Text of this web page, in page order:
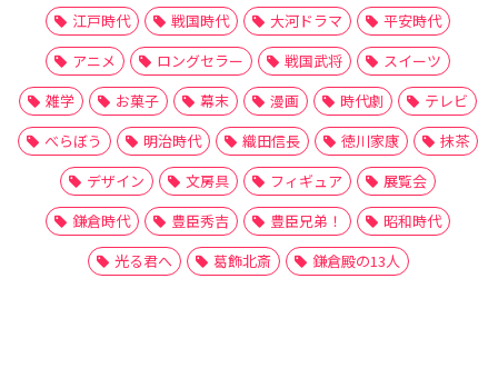
江戸時代 戦国時代 大河ドラマ
平安時代
アニメ
ロングセラー 戦国武将
スイーツ
雑学
お菓子 幕末 漫画 時代劇
テレビ
べらぼう
明治時代 織田信長 徳川家康
抹茶
デザイン
文房具 フィギュア
展覧会
鎌倉時代
豊臣秀吉 豊臣兄弟！
昭和時代
光る君へ
葛飾北斎 鎌倉殿の13人